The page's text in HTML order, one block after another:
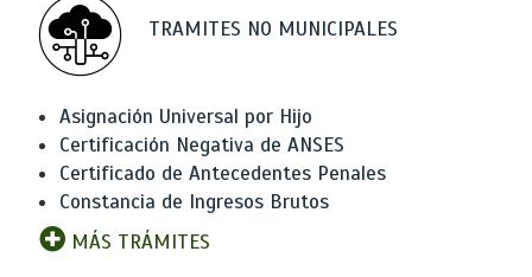
TRAMITES NO MUNICIPALES
Asignación Universal por Hijo
Certificación Negativa de ANSES
Certificado de Antecedentes Penales
Constancia de Ingresos Brutos
MÁS TRÁMITES